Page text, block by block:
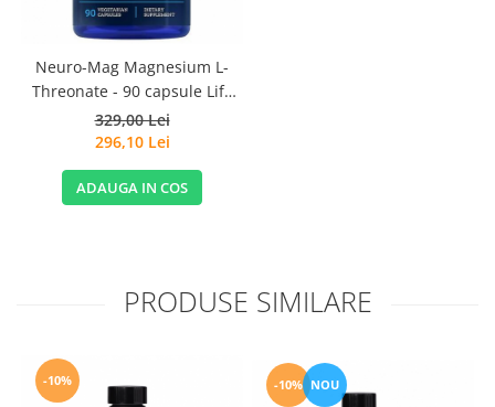
Neuro-Mag Magnesium L-
Threonate - 90 capsule Life
Extension
329,00 Lei
296,10 Lei
ADAUGA IN COS
PRODUSE SIMILARE
-10% -10% NOU